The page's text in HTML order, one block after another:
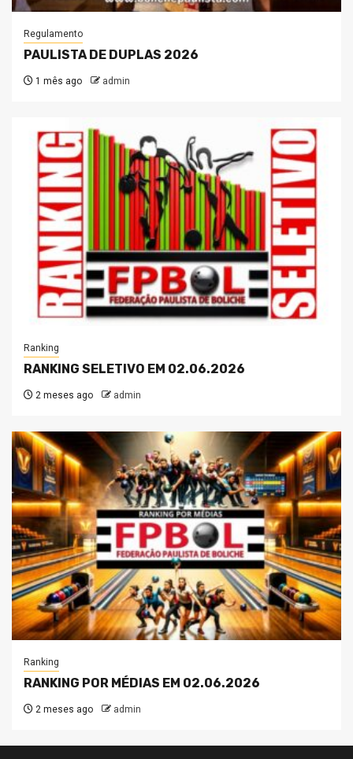
Regulamento
PAULISTA DE DUPLAS 2026
1 mês ago admin
Ranking
RANKING SELETIVO EM 02.06.2026
2 meses ago admin
Ranking
RANKING POR MÉDIAS EM 02.06.2026
2 meses ago admin